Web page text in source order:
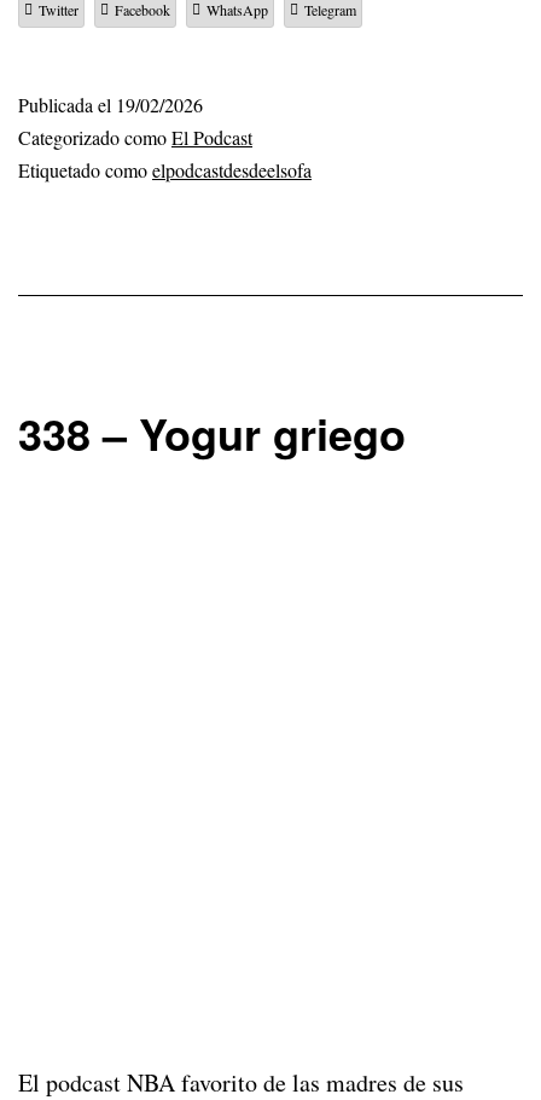
el
Twitter Facebook WhatsApp Telegram
Publicada el 19/02/2026
Categorizado comoEl Podcast
Etiquetado comoelpodcastdesdeelsofa
338 – Yogur griego
El podcast NBA favorito de las madres de sus